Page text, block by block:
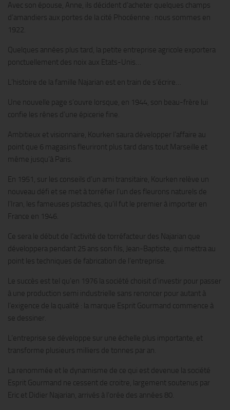
Avec son épouse, Anne, ils décident d’acheter quelques champs
d’amandiers aux portes de la cité Phocéenne : nous sommes en
1922.
Quelques années plus tard, la petite entreprise agricole exportera
ponctuellement des noix aux Etats-Unis…
L’histoire de la famille Najarian est en train de s’écrire…
Une nouvelle page s’ouvre lorsque, en 1944, son beau-frère lui
confie les rênes d’une épicerie fine.
Ambitieux et visionnaire, Kourken saura développer l’affaire au
point que 6 magasins fleuriront plus tard dans tout Marseille et
même jusqu’à Paris.
En 1951, sur les conseils d’un ami transitaire, Kourken relève un
nouveau défi et se met à torréfier l’un des fleurons naturels de
l’Iran, les fameuses pistaches, qu’il fut le premier à importer en
France en 1946.
Ce sera le début de l’activité de torréfacteur des Najarian que
développera pendant 25 ans son fils, Jean-Baptiste, qui mettra au
point les techniques de fabrication de l’entreprise.
Le succès est tel qu’en 1976 la société choisit d’investir pour passer
à une production semi industrielle sans renoncer pour autant à
l’exigence de la qualité : la marque Esprit Gourmand commence à
se dessiner.
L’entreprise se développe sur une échelle plus importante, et
transforme plusieurs milliers de tonnes par an.
La renommée et le dynamisme de ce qui est devenue la société
Esprit Gourmand ne cessent de croitre, largement soutenus par
Eric et Didier Najarian, arrivés à l’orée des années 80.